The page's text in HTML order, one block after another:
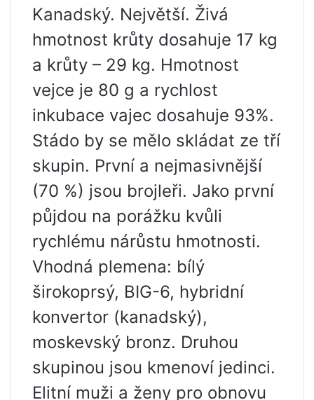
Kanadský. Největší. Živá
hmotnost krůty dosahuje 17 kg
a krůty – 29 kg. Hmotnost
vejce je 80 g a rychlost
inkubace vajec dosahuje 93%.
Stádo by se mělo skládat ze tří
skupin. První a nejmasivnější
(70 %) jsou brojleři. Jako první
půjdou na porážku kvůli
rychlému nárůstu hmotnosti.
Vhodná plemena: bílý
širokoprsý, BIG-6, hybridní
konvertor (kanadský),
moskevský bronz. Druhou
skupinou jsou kmenoví jedinci.
Elitní muži a ženy pro obnovu